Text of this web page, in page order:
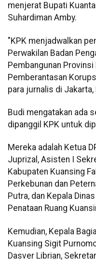
menjerat Bupati
Suhardiman Amby.
"KPK menjadwalkan
Perwakilan Badan
Pembangunan
Pemberantasan
para jurnalis di Jakarta,
Budi mengatakan ada
dipanggil KPK untuk
Mereka adalah Ketua
Juprizal, Asisten I
Kabupaten Kuansing
Perkebunan dan
Putra, dan Kepala
Penataan Ruang
Kemudian, Kepala
Kuansing Sigit
Dasver Librian,